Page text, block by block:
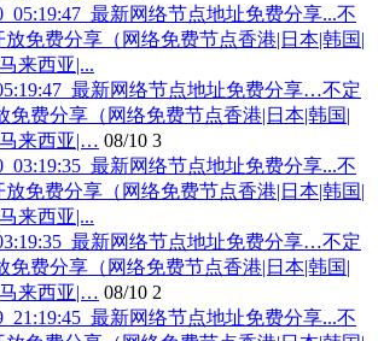
最新网络节点地址免费分享…不定
费分享（网络免费节点香港|日本|韩国|
来西亚|… 08/10 3
最新网络节点地址免费分享…不定
费分享（网络免费节点香港|日本|韩国|
来西亚|… 08/10 2